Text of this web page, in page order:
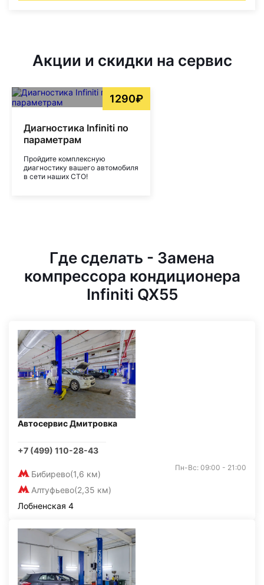
Акции и скидки на сервис
1290₽
Диагностика Infiniti по
параметрам
Пройдите комплексную
диагностику вашего автомобиля
в сети наших СТО!
Где сделать - Замена
компрессора кондиционера
Infiniti QX55
Автосервис Дмитровка
+7 (499) 110-28-43
Бибирево(1,6 км)
Алтуфьево(2,35 км)
Пн-Вс: 09:00 - 21:00
Лобненская 4